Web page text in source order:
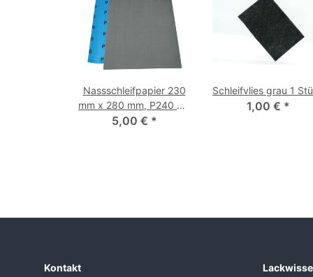
Nassschleifpapier 230
mm x 280 mm, P240 bis
P3000 P 400 10 Stück
5,00 € *
Schleifvlies grau 1
1,00 € *
Kontakt